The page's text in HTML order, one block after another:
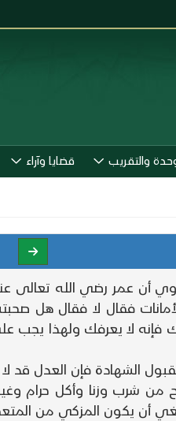
والتقريب قضايا وآراء
روي أن عمر رضي الله
فقال لا فقال هل
لا يعرفك ولهذا يجب
الشهادة فإن العدل قد لا
شرب وزنا وأكل حرام
أن يكون المزكي من